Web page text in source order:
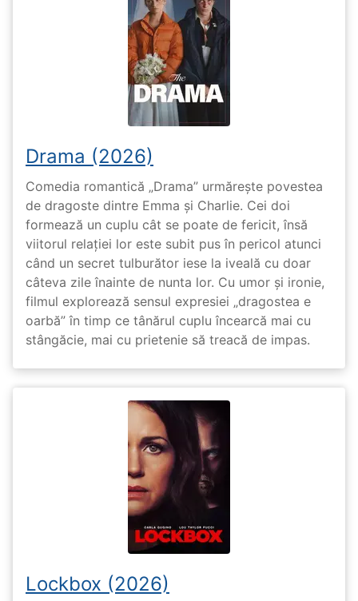
Drama (2026)
Comedia romantică „Drama” urmărește povestea
de dragoste dintre Emma și Charlie. Cei doi
formează un cuplu cât se poate de fericit, însă
viitorul relației lor este subit pus în pericol atunci
când un secret tulburător iese la iveală cu doar
câteva zile înainte de nunta lor. Cu umor și ironie,
filmul explorează sensul expresiei „dragostea e
oarbă” în timp ce tânărul cuplu încearcă mai cu
stângăcie, mai cu prietenie să treacă de impas.
Lockbox (2026)